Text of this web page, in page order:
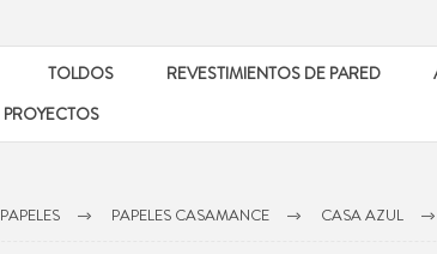
TOLDOS REVESTIMIENTOS DE PARED
PROYECTOS
PAPELES PAPELES CASAMANCE CASA AZUL